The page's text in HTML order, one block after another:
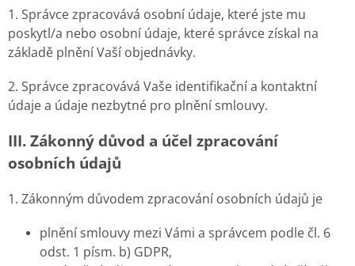
1. Správce zpracovává osobní údaje, které jste mu
poskytl/a nebo osobní údaje, které správce získal na
základě plnění Vaší objednávky.
2. Správce zpracovává Vaše identifikační a kontaktní
údaje a údaje nezbytné pro plnění smlouvy.
III. Zákonný důvod a účel zpracování
osobních údajů
1. Zákonným důvodem zpracování osobních údajů je
plnění smlouvy mezi Vámi a správcem podle čl. 6
odst. 1 písm. b) GDPR,